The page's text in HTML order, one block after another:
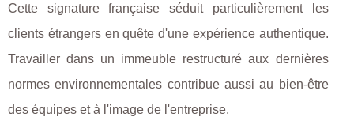
Cette signature française séduit particulièrement les
clients étrangers en quête d'une expérience authentique.
Travailler dans un immeuble restructuré aux dernières
normes environnementales contribue aussi au bien-être
des équipes et à l'image de l'entreprise.